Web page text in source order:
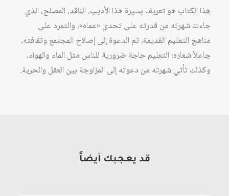
هذا الكتاب هو تعريف بسيرة هذا الأديب، الناقد، المصلح، الذي
جاءت شهرته من قدرته على تحدي «عماه»، والتمرد على
مناهج التعليم القديمة، ثم الدعوة إلى إصلاح المجتمع وثقافته،
جاعلاً شعاره: التعليم حاجة ضرورية للناس مثل الماء والهواء،
وكذلك تأتي شهرته من دعوته إلى المزاوجة بين العقل والحرية.
قد يعجبك أيضاً